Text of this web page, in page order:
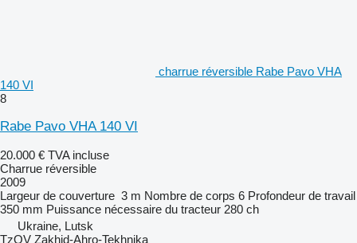
charrue réversible Rabe Pavo VHA
140 VI
8
Rabe Pavo VHA 140 VI
20.000 € TVA incluse
Charrue réversible
2009
Largeur de couverture 3 m Nombre de corps 6 Profondeur de travail
350 mm Puissance nécessaire du tracteur 280 ch
Ukraine, Lutsk
TzOV Zakhid-Ahro-Tekhnika